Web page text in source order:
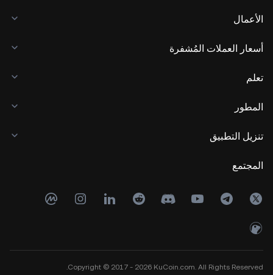
الأعمال
أسعار العملات المُشفرة
تعلم
المطور
تنزيل التطبيق
المجتمع
Copyright © 2017 - 2026 KuCoin.com. All Rights Reserved.